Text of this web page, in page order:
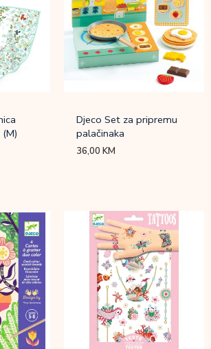
Djeco Set za pripremu
palačinaka
36,00KM